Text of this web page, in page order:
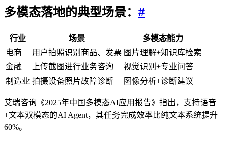
多模态落地的典型场景： #
行业 场景
多模态能力
电商
用户拍照识别商品、发票 图片理解+知识库检索
金融
上传截图进行业务咨询
视觉识别+专业问答
制造业 拍摄设备照片故障诊断 图像分析+诊断建议
艾瑞咨询《2025年中国多模态AI应用报告》指出，支持语音
+文本双模态的AI Agent，其任务完成效率比纯文本系统提升
60%。